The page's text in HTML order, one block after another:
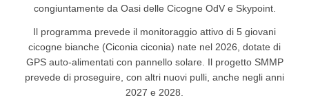
congiuntamente da Oasi delle Cicogne OdV e Skypoint.
Il programma prevede il monitoraggio attivo di 5 giovani
cicogne bianche (Ciconia ciconia) nate nel 2026, dotate di
GPS auto-alimentati con pannello solare. Il progetto SMMP
prevede di proseguire, con altri nuovi pulli, anche negli anni
2027 e 2028.